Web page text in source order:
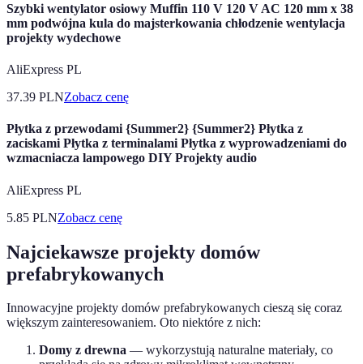
Szybki wentylator osiowy Muffin 110 V 120 V AC 120 mm x 38
mm podwójna kula do majsterkowania chłodzenie wentylacja
projekty wydechowe
AliExpress PL
37.39 PLNZobacz cenę
Płytka z przewodami {Summer2} {Summer2} Płytka z
zaciskami Płytka z terminalami Płytka z wyprowadzeniami do
wzmacniacza lampowego DIY Projekty audio
AliExpress PL
5.85 PLNZobacz cenę
Najciekawsze projekty domów
prefabrykowanych
Innowacyjne projekty domów prefabrykowanych cieszą się coraz
większym zainteresowaniem. Oto niektóre z nich:
Domy z drewna — wykorzystują naturalne materiały, co